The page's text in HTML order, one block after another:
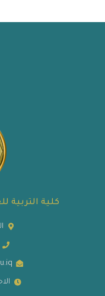
كلية التربية